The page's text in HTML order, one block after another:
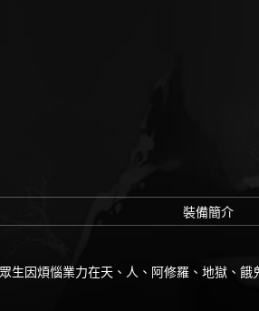
裝備簡介
生因煩惱業力在天、人、阿修羅、地獄、